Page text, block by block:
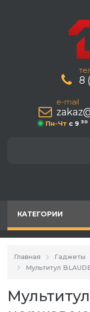
8
e-mail
Пн-Чт c 9 30
КАТЕГОРИИ
Главная Гаджеты
Мультитул